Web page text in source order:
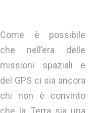
Come è possibile
che nell’era delle
missioni spaziali e
del GPS ci sia ancora
chi non è convinto
che la Terra sia una